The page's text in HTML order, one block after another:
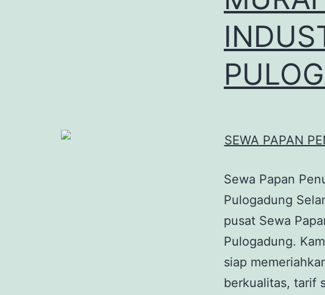
Sewa Papan
Pulogadung
pusat Sewa
Pulogadung.
siap
berkualitas, tarif